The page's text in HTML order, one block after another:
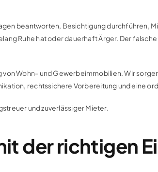
beantworten, Besichtigung durchführen,
Ruhe hat oder dauerhaft Ärger. Der
Wohn- und Gewerbeimmobilien. Wir
rechtssichere Vorbereitung und eine
und zuverlässiger Mieter.
der richtigen